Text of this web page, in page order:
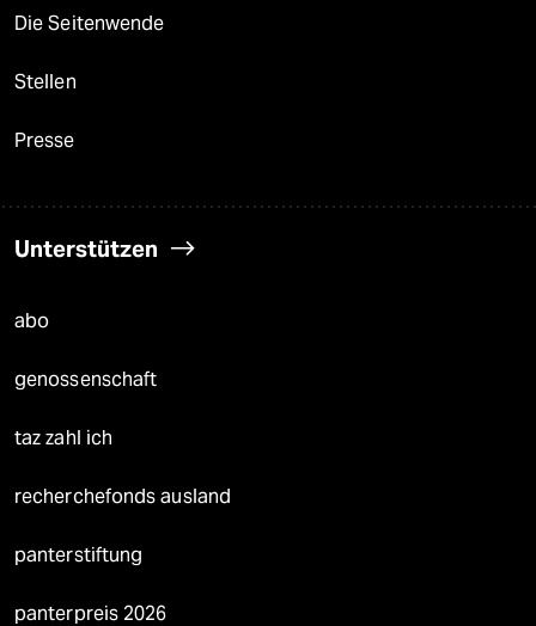
Die Seitenwende
Stellen
Presse
Unterstützen
abo
genossenschaft
taz zahl ich
recherchefonds ausland
panterstiftung
panterpreis 2026